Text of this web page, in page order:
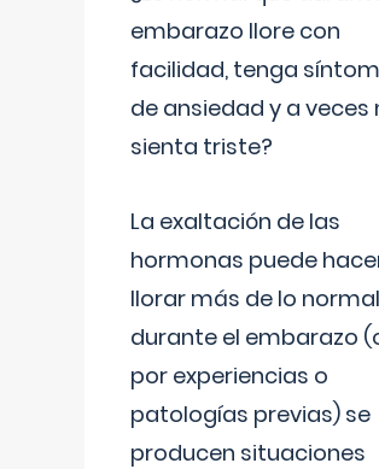
embarazo llore con
facilidad, tenga
de ansiedad y a veces
sienta triste?
La exaltación de las
hormonas puede
llorar más de lo
durante el embarazo
por experiencias o
patologías previas) se
producen situaciones